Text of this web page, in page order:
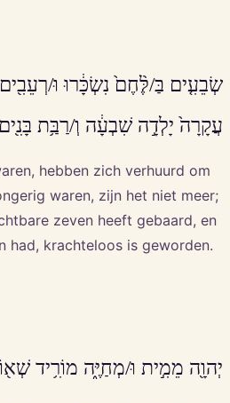
שְׂבֵעִ֤ים בַּ/לֶּ֨חֶם֙ נִשְׂכָּ֔רוּ וּ/
עֲקָרָה֙ יָלְדָ֣ה שִׁבְעָ֔ה וְ/רַבַּ֥ת
hebben zich verhuurd om
waren, zijn het niet meer;
zeven heeft gebaard, en
had, krachteloos is geworden.
יְהוָ֖ה מֵמִ֣ית וּ/מְחַיֶּ֑ה מוֹרִ֥יד